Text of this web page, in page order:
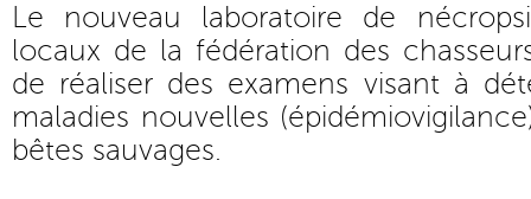
Le nouveau laboratoire de
locaux de la fédération des
de réaliser des examens visant à
maladies nouvelles
bêtes sauvages.